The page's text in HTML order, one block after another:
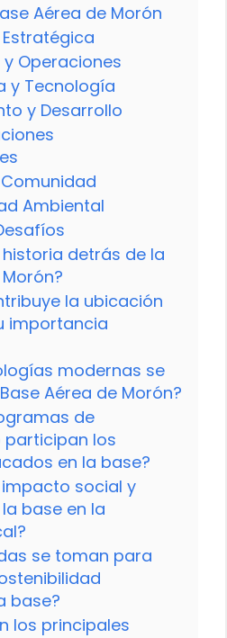
Aérea de Morón
y Operaciones
y Tecnología
y Desarrollo
Ambiental
historia detrás de la
la ubicación
importancia
modernas se
Aérea de Morón?
de
los
en la base?
impacto social y
base en la
se toman para
base?
los principales